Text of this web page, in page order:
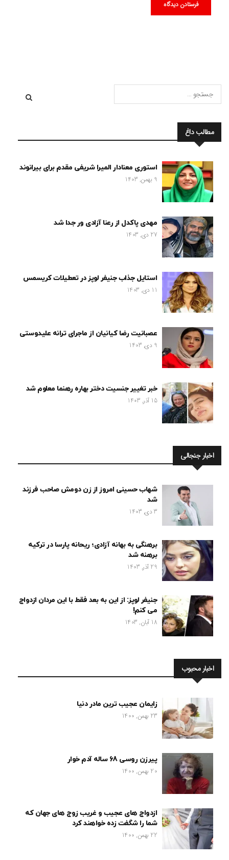
مطالب داغ
استوری معنادار المیرا شریفی مقدم برای بیرانوند
9 بهمن, 1403
مهدی پاکدل از رعنا آزادی ور جدا شد
27 دی, 1403
استایل جذاب جنیفر لوپز در تعطیلات کریسمس
11 دی, 1403
عصبانیت رضا کیانیان از ماجرای ترانه علیدوستی
9 دی, 1403
خبر تغییر جنسیت دختر بهاره رهنما معلوم شد
15 آذر, 1403
اخبار جنجالی
شهاب حسینی امروز از زن دومش صاحب فرزند
شد
3 دی, 1403
برهنگی به بهانه آزادی؛ ریحانه پارسا در ترکیه
برهنه شد
29 آذر, 1403
جنیفر لوپز: از این به بعد فقط با این مردان ازدواج
می کنم!
18 آبان, 1403
اخبار محبوب
زایمان عجیب ترین مادر دنیا
23 بهمن, 1400
پیرزن روسی 68 ساله آدم خوار
20 بهمن, 1400
ازدواج های عجیب و غریب زوج های جهان که
شما را شگفت زده خواهند کرد
22 بهمن, 1400